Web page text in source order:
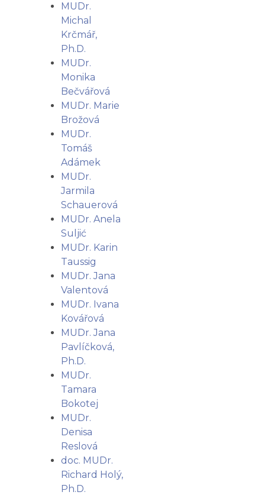
MUDr.
Michal
Krčmář,
Ph.D.
MUDr.
Monika
Bečvářová
MUDr. Marie
Brožová
MUDr.
Tomáš
Adámek
MUDr.
Jarmila
Schauerová
MUDr. Anela
Suljić
MUDr. Karin
Taussig
MUDr. Jana
Valentová
MUDr. Ivana
Kovářová
MUDr. Jana
Pavlíčková,
Ph.D.
MUDr.
Tamara
Bokotej
MUDr.
Denisa
Reslová
doc. MUDr.
Richard Holý,
Ph.D.